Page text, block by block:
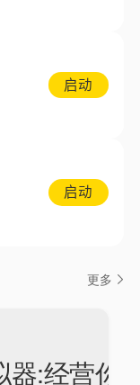
启动
启动
更多